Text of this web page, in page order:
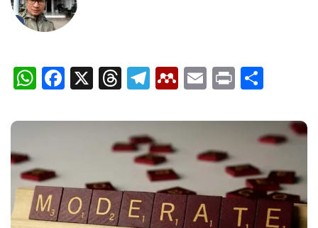
WhatsApp
Facebook
X Threads
Telegram
Mendeley
Email
Print